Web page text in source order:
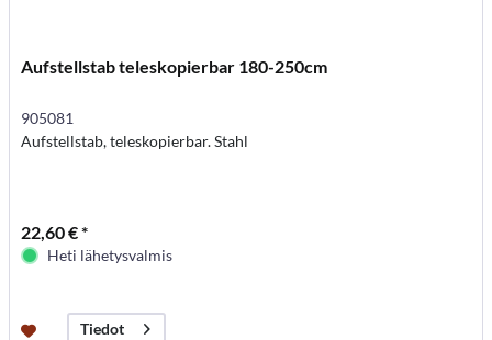
Aufstellstab teleskopierbar 180-250cm
905081
Aufstellstab, teleskopierbar. Stahl
22,60 € *
Heti lähetysvalmis
Tiedot